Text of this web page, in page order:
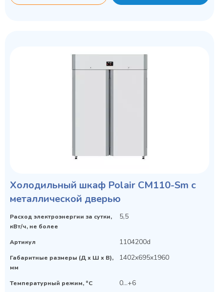
Холодильный шкаф Polair CM110-Sm с
металлической дверью
Расход электроэнергии за сутки,
кВт/ч, не более
5,5
Артикул 1104200d
Габаритные размеры (Д х Ш х В),
мм
1402x695x1960
Температурный режим, °C 0…+6